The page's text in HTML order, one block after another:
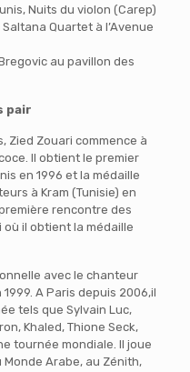
Nuits du violon (Carep)
Quartet à l’Avenue
au pavillon des
pair
Zied Zouari commence à
Il obtient le premier
en 1996 et la médaille
à Kram (Tunisie) en
rencontre des
il obtient la médaille
avec le chanteur
A Paris depuis 2006,il
tels que Sylvain Luc,
Khaled, Thione Seck,
tournée mondiale. Il joue
Arabe, au Zénith,